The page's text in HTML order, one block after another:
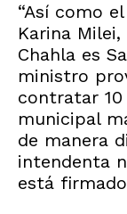
“Así como
Karina
Chahla es
ministro
contratar
municipal
de manera
intendenta
está